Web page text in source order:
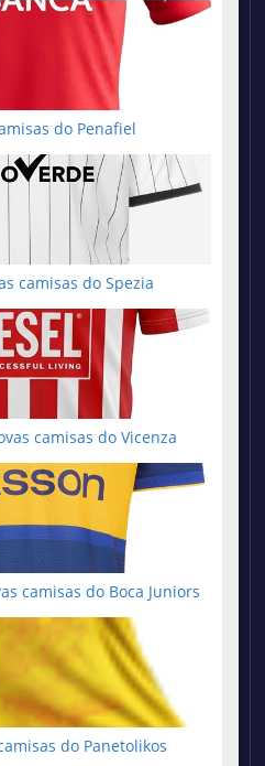
do Penafiel
camisas do Spezia
camisas do Vicenza
camisas do Boca Juniors
do Panetolikos